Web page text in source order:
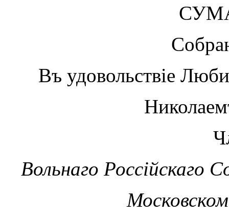
Въ удовольствіе
Вольнаго Россійскаго